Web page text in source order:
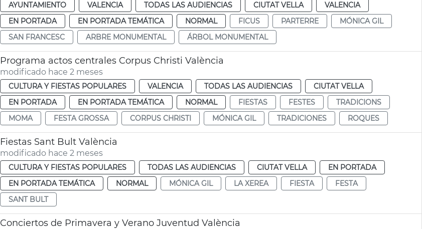
AYUNTAMIENTO VALENCIA TODAS LAS AUDIENCIAS CIUTAT VELLA
VALENCIA
EN PORTADA
EN PORTADA TEMÁTICA NORMAL FICUS PARTERRE
MÓNICA GIL
SAN FRANCESC
ARBRE MONUMENTAL ÁRBOL MONUMENTAL
Programa actos centrales Corpus Christi València
modificado hace 2 meses
CULTURA Y FIESTAS POPULARES VALENCIA TODAS LAS AUDIENCIAS
CIUTAT VELLA
EN PORTADA
EN PORTADA TEMÁTICA NORMAL FIESTAS FESTES
TRADICIONS
MOMA
FESTA GROSSA CORPUS CHRISTI MÓNICA GIL TRADICIONES ROQUES
Fiestas Sant Bult València
modificado hace 2 meses
CULTURA Y FIESTAS POPULARES TODAS LAS AUDIENCIAS CIUTAT VELLA
EN PORTADA
EN PORTADA TEMÁTICA
NORMAL MÓNICA GIL LA XEREA FIESTA
FESTA
SANT BULT
Conciertos de Primavera y Verano Juventud València